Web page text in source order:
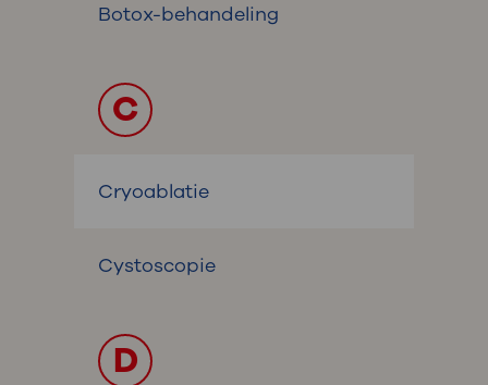
Botox-behandeling
C
Cryoablatie
Cystoscopie
D